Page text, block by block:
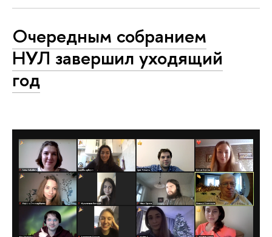
Очередным собранием
НУЛ завершил уходящий
год